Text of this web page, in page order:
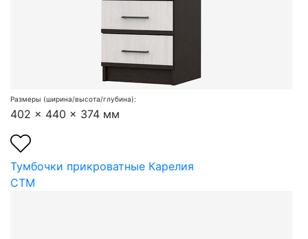
Размеры (ширина/высота/глубина):
402 x 440 x 374 мм
Тумбочки прикроватные Карелия
СТМ